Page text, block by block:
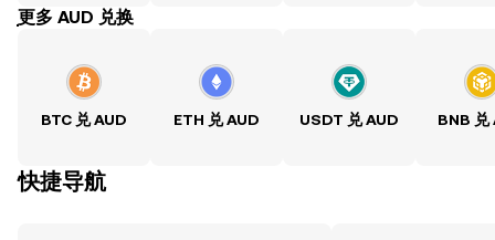
ִִִִִִִִִִִִִִִִִִִִִִִִִִִִִִִִִִִִִִִִִִִִִִִִ更多 AUD 兑换
BTC 兑 AUD ETH 兑 AUD USDT 兑 AUD BNB 兑
快捷导航